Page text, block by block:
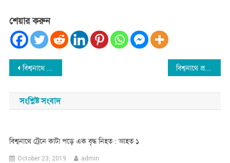
শেয়ার করুন
Post
navigation
বিশ্বনাথে তাফসীরুল কোরআন মাহফিলের নামে জামাতের কর্মকান্ড বিশ্বনাথে প্রবাসীর বসত ঘরে আগুন : নিয়ন্ত্রনে সেনা সদস্যরা
সংশ্লিষ্ট সংবাদ
বিশ্বনাথে ট্রেনে কাটা পড়ে এক বৃদ্ধ নিহত : আহত ১
October 23, 2019 admin